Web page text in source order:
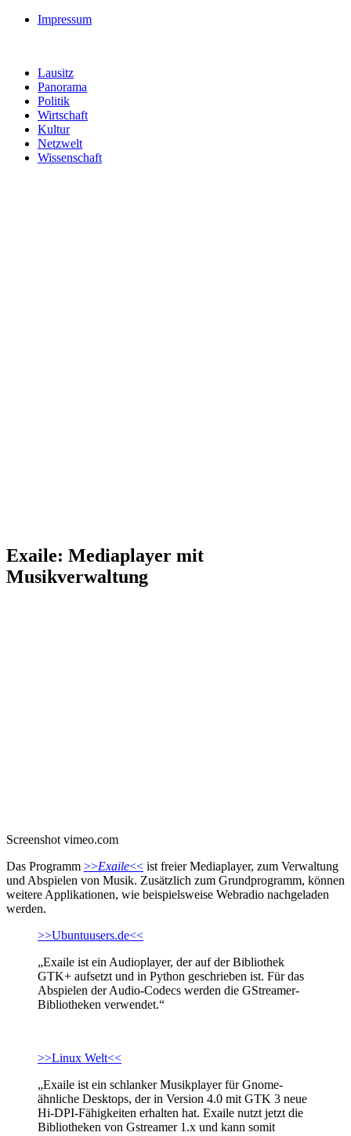
Impressum
Lausitz
Panorama
Politik
Wirtschaft
Kultur
Netzwelt
Wissenschaft
Exaile: Mediaplayer mit
Musikverwaltung
Screenshot vimeo.com
Das Programm >>Exaile<< ist freier Mediaplayer, zum Verwaltung
und Abspielen von Musik. Zusätzlich zum Grundprogramm, können
weitere Applikationen, wie beispielsweise Webradio nachgeladen
werden.
>>Ubuntuusers.de<<
„Exaile ist ein Audioplayer, der auf der Bibliothek
GTK+ aufsetzt und in Python geschrieben ist. Für das
Abspielen der Audio-Codecs werden die GStreamer-
Bibliotheken verwendet.“
>>Linux Welt<<
„Exaile ist ein schlanker Musikplayer für Gnome-
ähnliche Desktops, der in Version 4.0 mit GTK 3 neue
Hi-DPI-Fähigkeiten erhalten hat. Exaile nutzt jetzt die
Bibliotheken von Gstreamer 1.x und kann somit